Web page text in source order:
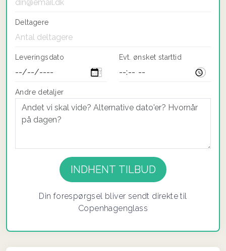
Deltagere
Leveringsdato Evt. ønsket starttid
Andre detaljer
Din forespørgsel bliver sendt direkte til
Copenhagenglass